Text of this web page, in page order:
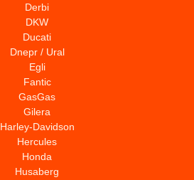
Derbi
DKW
Ducati
Dnepr / Ural
Egli
Fantic
GasGas
Gilera
Harley-Davidson
Hercules
Honda
Husaberg